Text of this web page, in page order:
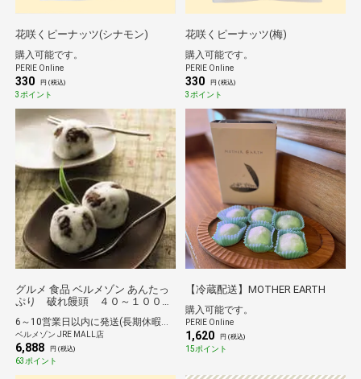
花咲くピーナッツ(シナモン)
購入可能です。
PERIE Online
330 円 (税込)
3ポイント
花咲くピーナッツ(梅)
購入可能です。
PERIE Online
330 円 (税込)
3ポイント
グルメ 食品 ベルメゾン あんたっ
ぷり 破れ饅頭 ４０～１００個
ベルメゾン JRE MALL店
6,888 円 (税込)
63ポイント
【冷蔵配送】MOTHER EARTH
購入可能です。
PERIE Online
1,620 円 (税込)
15ポイント